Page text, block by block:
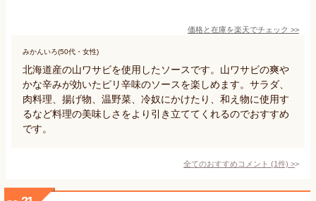
価格と在庫を楽天でチェック >>
みかんいろ(50代・女性)
北海道産の山ワサビを使用したソースです。山ワサビの爽や
かな辛みが効いたピリ辛味のソースを楽しめます。サラダ、
肉料理、揚げ物、温野菜、冷奴にかけたり、和え物に使用す
るなど料理の美味しさをより引き立ててくれるのでおすすめ
です。
全てのおすすめコメント (1件) >